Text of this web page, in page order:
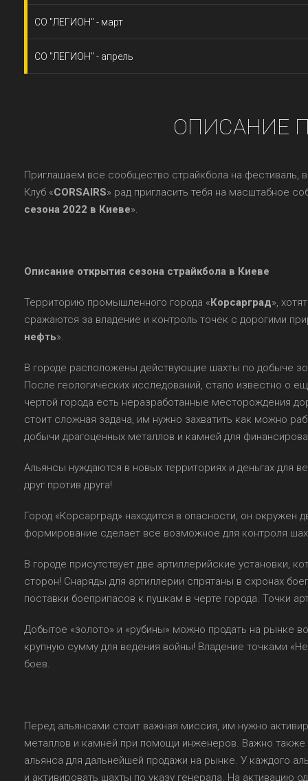
СО "ЛЕГИОН" - март
СО "ЛЕГИОН" - апрель
ОПИСАНИЕ
Приглашаем все сообщество страйкбола на фестиваль,
Клуб «CORSAIRS» рад пригласить тебя на масштабное
сезона 2022 в Киеве».
Описание открытия сезона страйкбола в Киеве
Территорию промышленного города «Корсарград»,
сражаются за владение и контроль точек с дорогими
нефть».
В городе расположены действующие шахты по добыче
После геологических исследований, стало известно о
чертой города есть неразработанные месторождения
стоит сложная задача, им нужно захватить как можно
добычи драгоценных металлов и камней для
Альянсы нуждаются в новых территориях и деньгах для
друг против друга!
Город «Корсарград» находится в опасности, он
формирование сделает все возможное для контроля
В городе присутствует две артиллерийские установки,
сторон! Снаряды для артиллерии спрятаны в схронах
поставки боеприпасов к пушкам в черте города. Точки
Добытое «золото» и «рубины» можно продать на рынке
крупную сумму для ведения войны! Владение точками
боев.
Перед альянсами стоит важная миссия, им нужно
металлов и камней при помощи инженеров. Важно также
альянса для дальнейшей продажи на рынке. У каждого
и активировать шахты по указу генерала. На активацию